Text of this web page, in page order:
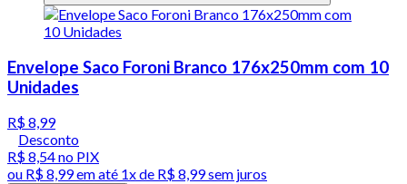
Envelope Saco Foroni Branco 176x250mm com 10
Unidades
R$ 8,99
Desconto
R$ 8,54no PIX
ou R$ 8,99em até 1x de R$ 8,99sem juros